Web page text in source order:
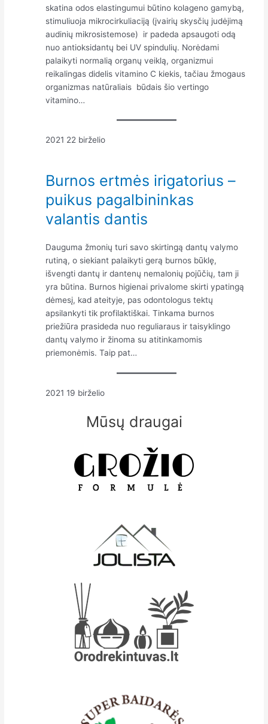
skatina odos elastingumui būtino kolageno gamybą,
stimuliuoja mikrocirkuliaciją (įvairių skysčių judėjimą
audinių mikrosistemose) ir padeda apsaugoti odą
nuo antioksidantų bei UV spindulių. Norėdami
palaikyti normalią organų veiklą, organizmui
reikalingas didelis vitamino C kiekis, tačiau žmogaus
organizmas natūraliais būdais šio vertingo
vitamino…
2021 22 birželio
Burnos ertmės irigatorius –
puikus pagalbininkas
valantis dantis
Dauguma žmonių turi savo skirtingą dantų valymo
rutiną, o siekiant palaikyti gerą burnos būklę,
išvengti dantų ir dantenų nemalonių pojūčių, tam ji
yra būtina. Burnos higienai privalome skirti ypatingą
dėmesį, kad ateityje, pas odontologus tektų
apsilankyti tik profilaktiškai. Tinkama burnos
priežiūra prasideda nuo reguliaraus ir taisyklingo
dantų valymo ir žinoma su atitinkamomis
priemonėmis. Taip pat…
2021 19 birželio
Mūsų draugai